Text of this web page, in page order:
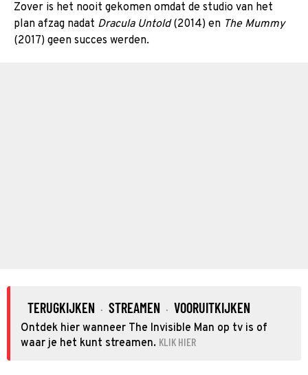
Zover is het nooit gekomen omdat de studio van het
plan afzag nadat Dracula Untold(2014) en The Mummy
(2017) geen succes werden.
TERUGKIJKEN · STREAMEN · VOORUITKIJKEN
Ontdek hier wanneer The Invisible Man op tv is of
waar je het kunt streamen. KLIK HIER